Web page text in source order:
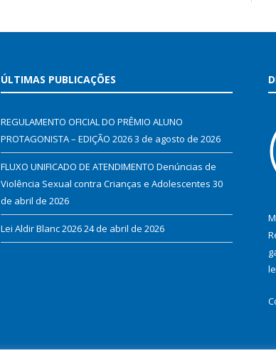
ÚLTIMAS PUBLICAÇÕES
REGULAMENTO OFICIAL DO PRÊMIO ALUNO
PROTAGONISTA – EDIÇÃO 20263 de agosto de 2026
FLUXO UNIFICADO DE ATENDIMENTO Denúncias de
Violência Sexual contra Crianças e Adolescentes 30
de abril de 2026
Lei Aldir Blanc 202624 de abril de 2026